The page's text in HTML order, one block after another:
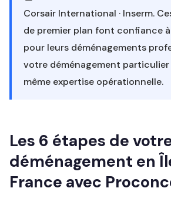
Corsair International · Inserm.
de premier plan font confiance
pour leurs déménagements
votre déménagement particulier
même expertise opérationnelle.
Les 6 étapes de
déménagement en
France avec